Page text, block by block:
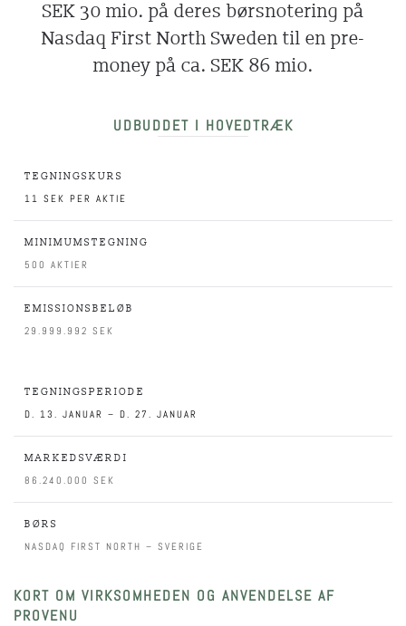
SEK 30 mio. på deres børsnotering på
Nasdaq First North Sweden til en pre-
money på ca. SEK 86 mio.
UDBUDDET I HOVEDTRÆK
TEGNINGSKURS
11 SEK PER AKTIE
MINIMUMSTEGNING
500 AKTIER
EMISSIONSBELØB
29.999.992 SEK
TEGNINGSPERIODE
D. 13. JANUAR – D. 27. JANUAR
MARKEDSVÆRDI
86.240.000 SEK
BØRS
NASDAQ FIRST NORTH – SVERIGE
KORT OM VIRKSOMHEDEN OG ANVENDELSE AF
PROVENU